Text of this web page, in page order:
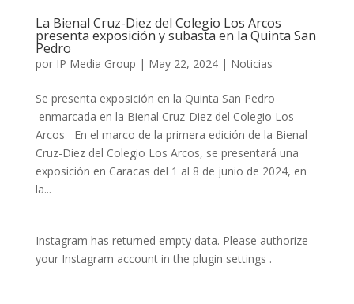
La Bienal Cruz-Diez del Colegio Los Arcos
presenta exposición y subasta en la Quinta San
Pedro
por IP Media Group | May 22, 2024| Noticias
Se presenta exposición en la Quinta San Pedro
enmarcada en la Bienal Cruz-Diez del Colegio Los
Arcos En el marco de la primera edición de la Bienal
Cruz-Diez del Colegio Los Arcos, se presentará una
exposición en Caracas del 1 al 8 de junio de 2024, en
la...
Instagram has returned empty data. Please authorize
your Instagram account in the plugin settings .